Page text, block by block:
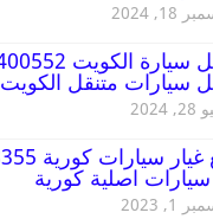
2024
سيارات متنقل الكويت
سيارات اصلية كورية
1, 2023